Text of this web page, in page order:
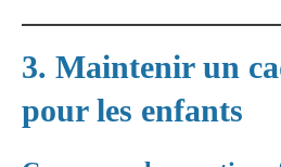
3. Maintenir un
pour les enfants